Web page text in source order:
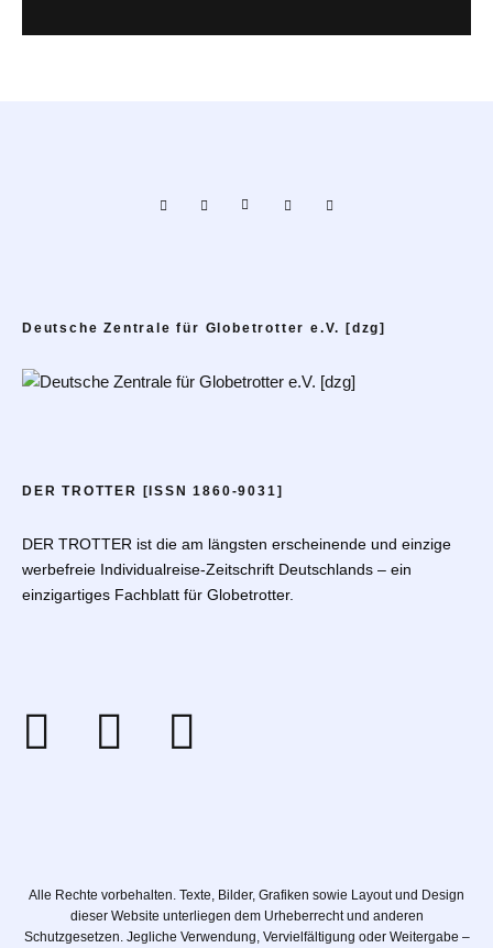
Deutsche Zentrale für Globetrotter e.V. [dzg]
DER TROTTER [ISSN 1860-9031]
DER TROTTER ist die am längsten erscheinende und einzige
werbefreie Individualreise-Zeitschrift Deutschlands – ein
einzigartiges Fachblatt für Globetrotter.
Alle Rechte vorbehalten. Texte, Bilder, Grafiken sowie Layout und Design
dieser Website unterliegen dem Urheberrecht und anderen
Schutzgesetzen. Jegliche Verwendung, Vervielfältigung oder Weitergabe –